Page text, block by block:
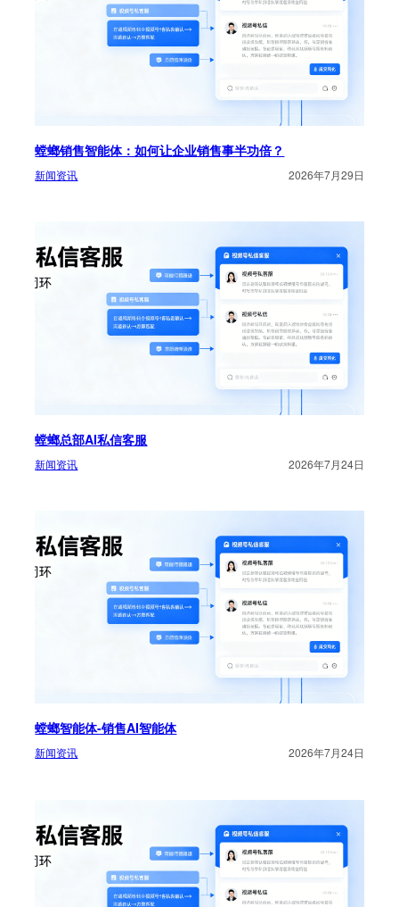
螳螂销售智能体：如何让企业销售事半功倍？
新闻资讯 2026年7月29日
螳螂总部AI私信客服
新闻资讯 2026年7月24日
螳螂智能体-销售AI智能体
新闻资讯 2026年7月24日